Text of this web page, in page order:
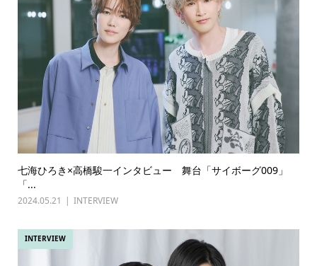
七海ひろき×高橋駿一インタビュー 舞台「サイボーグ009」
「...
2024.05.21 INTERVIEW
INTERVIEW